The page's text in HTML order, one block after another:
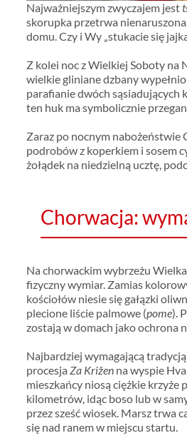
Najważniejszym zwyczajem jest
skorupka przetrwa
domu. Czy i Wy „stukacie się
Z kolei noc z Wielkiej Soboty na
wielkie gliniane dzbany
parafianie dwóch sąsiadujących
ten huk ma symbolicznie
Zaraz po nocnym nabożeństwie
podrobów z koperkiem i sosem
żołądek na niedzielną ucztę,
Chorwacja:
Na chorwackim wybrzeżu
fizyczny wymiar. Zamias
kościołów niesie się gałązki
plecione liście palmowe (pome).
zostają w domach jako ochrona
Najbardziej wymagającą
procesjaZa Križen na wyspie
mieszkańcy niosą ciężkie krzyże
kilometrów, idąc boso lub w
przez sześć wiosek. Marsz trwa
się nad ranem w miejscu startu.